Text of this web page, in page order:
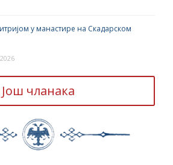
у манастире на Скадарском
Још чланака